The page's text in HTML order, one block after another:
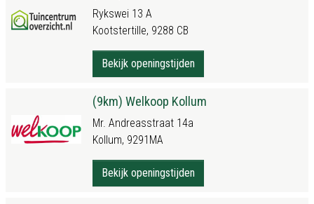
Rykswei 13 A
Kootstertille, 9288 CB
Bekijk openingstijden
(9km) Welkoop Kollum
Mr. Andreasstraat 14a
Kollum, 9291MA
Bekijk openingstijden